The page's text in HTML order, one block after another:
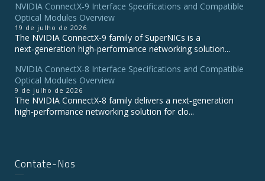
NVIDIA ConnectX‑9 Interface Specifications and Compatible
Optical Modules Overview
19 de julho de 2026
The NVIDIA ConnectX‑9 family of SuperNICs is a
next‑generation high‑performance networking solution...
NVIDIA ConnectX-8 Interface Specifications and Compatible
Optical Modules Overview
9 de julho de 2026
The NVIDIA ConnectX‑8 family delivers a next‑generation
high‑performance networking solution for clo...
Contate-Nos